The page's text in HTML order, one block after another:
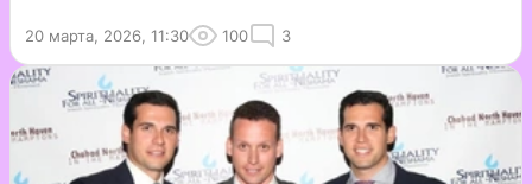
20 марта, 2026, 11:30 100 3